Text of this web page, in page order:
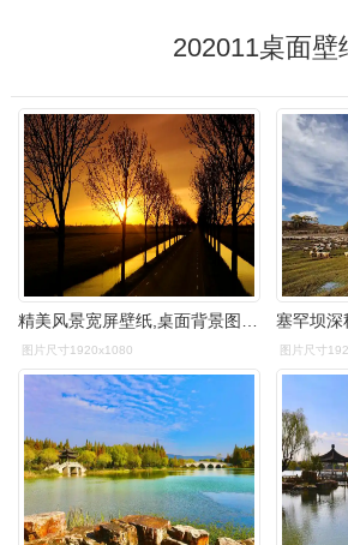
202011桌面壁
图片尺寸1920x1080 图片尺寸